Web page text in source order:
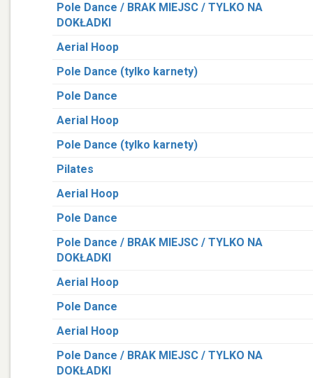
Pole Dance / BRAK MIEJSC / TYLKO NA
DOKŁADKI
Aerial Hoop
Pole Dance (tylko karnety)
Pole Dance
Aerial Hoop
Pole Dance (tylko karnety)
Pilates
Aerial Hoop
Pole Dance
Pole Dance / BRAK MIEJSC / TYLKO NA
DOKŁADKI
Aerial Hoop
Pole Dance
Aerial Hoop
Pole Dance / BRAK MIEJSC / TYLKO NA
DOKŁADKI